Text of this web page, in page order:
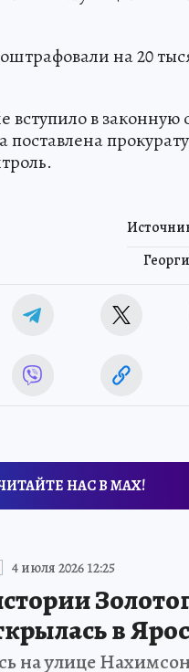
на 20
вступило в законную
поставлена
НАС В МАХ!
4 июля 2026 12:25
в
на улице